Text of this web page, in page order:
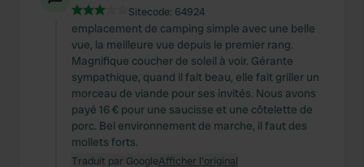
Sitecode: 64924
emplacement de camping simple avec une belle
vue, la meilleure vue depuis le premier rang.
Magnifique coucher de soleil à voir. Gérante
sympathique, quand il fait beau, elle fait griller un
morceau de viande pour ses invités. Nous avons
payé 16 € pour une saucisse et une côtelette de
porc. Bel environnement de marche, il faut des
mollets forts.
Traduit par GoogleAfficher l'original